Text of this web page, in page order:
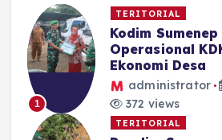
1
TERITORIAL
Kodim
Operasional
Ekonomi Desa
administrator
372 views
TERITORIAL